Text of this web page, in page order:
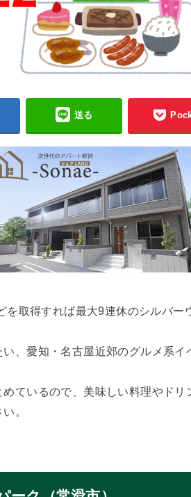
送る
取得すれば最大9連休のシルバー
、愛知・名古屋近郊のグルメ系イ
ているので、美味しい料理やドリ
。